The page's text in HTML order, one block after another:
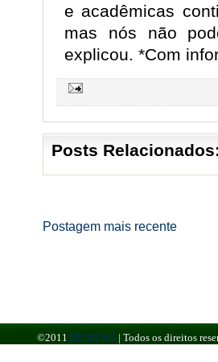
e acadêmicas
mas nós não
explicou. *Com
Posts
Postagem mais recente
©2011 BR NEWS | Todos os direitos